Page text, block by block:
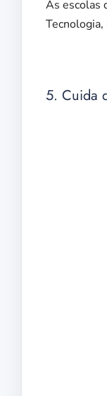
As escolas
5. Cuida